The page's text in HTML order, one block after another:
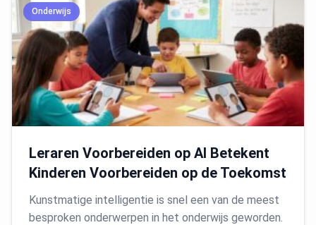
Onderwijs
Leraren Voorbereiden op AI Betekent
Kinderen Voorbereiden op de Toekomst
Kunstmatige intelligentie is snel een van de meest
besproken onderwerpen in het onderwijs geworden.